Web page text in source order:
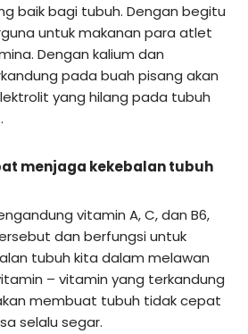
baik bagi tubuh. Dengan begitu
untuk makanan para atlet
Dengan kalium dan
pada buah pisang akan
yang hilang pada tubuh
menjaga kekebalan tubuh
vitamin A, C, dan B6,
dan berfungsi untuk
tubuh kita dalam melawan
– vitamin yang terkandung
membuat tubuh tidak cepat
selalu segar.